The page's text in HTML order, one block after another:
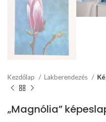
Kezdőlap Lakberendezés
„Magnólia”